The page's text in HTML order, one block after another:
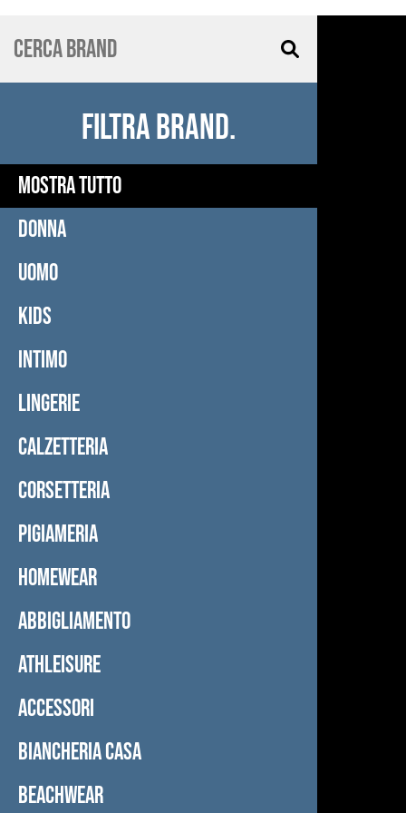
FILTRA BRAND.
MOSTRA TUTTO
DONNA
UOMO
KIDS
INTIMO
LINGERIE
CALZETTERIA
CORSETTERIA
PIGIAMERIA
HOMEWEAR
ABBIGLIAMENTO
ATHLEISURE
ACCESSORI
BIANCHERIA CASA
BEACHWEAR